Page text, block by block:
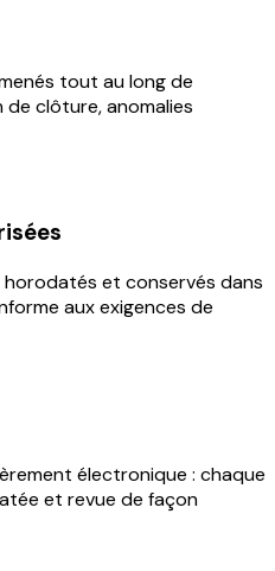
tout au long de
de clôture, anomalies
et conservés dans
aux exigences de
électronique : chaque
et revue de façon